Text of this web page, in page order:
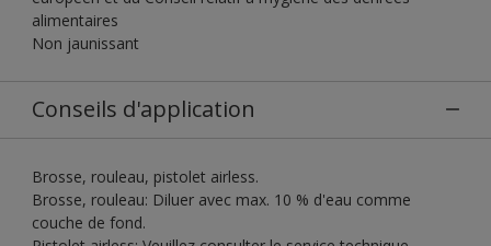
alimentaires
Non jaunissant
Conseils d'application
Brosse, rouleau, pistolet airless.
Brosse, rouleau: Diluer avec max. 10 % d'eau comme
couche de fond.